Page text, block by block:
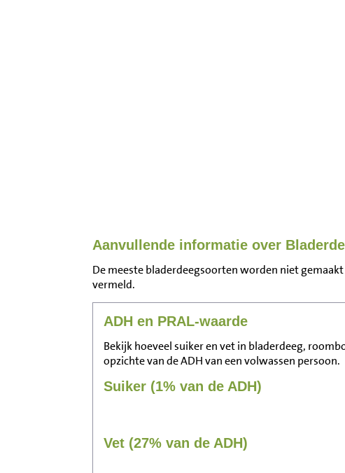
Aanvullende informatie over
De meeste bladerdeegsoorten worden niet
vermeld.
ADH en PRAL-waarde
Bekijk hoeveel suiker en vet in bladerdeeg,
opzichte van de ADH van een volwassen persoon.
Suiker (1% van de ADH)
Vet (27% van de ADH)